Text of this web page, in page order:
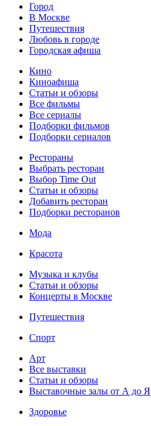
Город
В Москве
Путешествия
Любовь в городе
Городская афиша
Кино
Киноафиша
Статьи и обзоры
Все фильмы
Все сериалы
Подборки фильмов
Подборки сериалов
Рестораны
Выбрать ресторан
Выбор Time Out
Статьи и обзоры
Добавить ресторан
Подборки ресторанов
Мода
Красота
Музыка и клубы
Статьи и обзоры
Концерты в Москве
Путешествия
Спорт
Арт
Все выставки
Статьи и обзоры
Выставочные залы от А до Я
Здоровье